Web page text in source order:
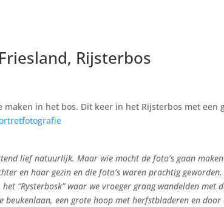
Rijsterbos
in het bos. Dit keer in het Rijsterbos met een
lief natuurlijk. Maar wie mocht de foto’s gaan
en haar gezin en die foto’s waren prachtig
“Rysterbosk” waar we vroeger graag wandelden met
een grote hoop met herfstbladeren en